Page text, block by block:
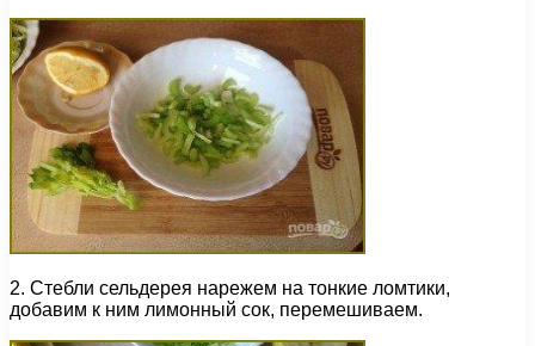
2. Стебли сельдерея нарежем на тонкие ломтики,
добавим к ним лимонный сок, перемешиваем.